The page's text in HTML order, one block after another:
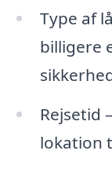
Type af
billigere
Rejsetid
lokation